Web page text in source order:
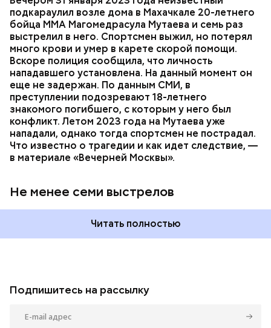
подкараулил возле дома в Махачкале 20-летнего
бойца ММА Магомедрасула Мутаева и семь раз
выстрелил в него. Спортсмен выжил, но потерял
много крови и умер в карете скорой помощи.
Вскоре полиция сообщила, что личность
нападавшего установлена. На данный момент он
еще не задержан. По данным СМИ, в
преступлении подозревают 18-летнего
знакомого погибшего, с которым у него был
конфликт. Летом 2023 года на Мутаева уже
нападали, однако тогда спортсмен не пострадал.
Что известно о трагедии и как идет следствие, —
в материале «Вечерней Москвы».
Не менее семи выстрелов
Очевидцы трагедии вызвали полицию и скорую
помощь, однако врачи оказались бессильны —
пострадавший умер по пути в больницу.
Читать полностью
РЕСПУБЛИКА ДАГЕСТАН
СМЕРТЬ
Подпишитесь на рассылку